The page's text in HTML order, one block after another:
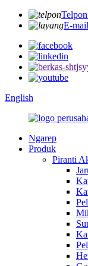
E-
English
Ngarep
Produk
Piranti